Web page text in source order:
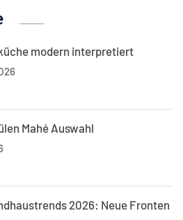
modern interpretiert
Mahé Auswahl
2026: Neue Fronten